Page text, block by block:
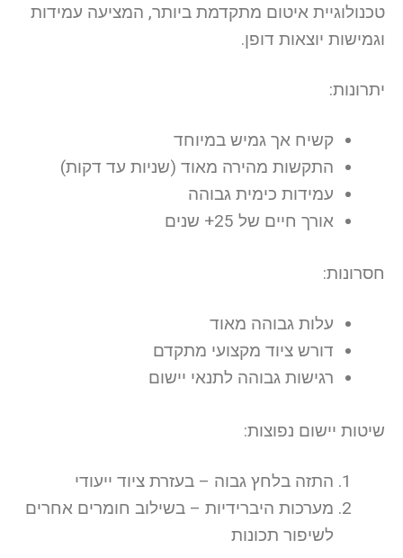
טכנולוגיית איטום מתקדמת ביותר, המציעה עמידות
וגמישות יוצאות דופן.
יתרונות:
קשיח אך גמיש במיוחד
התקשות מהירה מאוד (שניות עד דקות)
עמידות כימית גבוהה
אורך חיים של 25+ שנים
חסרונות:
עלות גבוהה מאוד
דורש ציוד מקצועי מתקדם
רגישות גבוהה לתנאי יישום
שיטות יישום נפוצות:
התזה בלחץ גבוה – בעזרת ציוד ייעודי
מערכות היברידיות – בשילוב חומרים אחרים
לשיפור תכונות